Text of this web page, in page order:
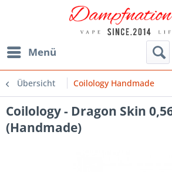
Menü
Übersicht Coilology Handmade
Coilology - Dragon Skin
(Handmade)